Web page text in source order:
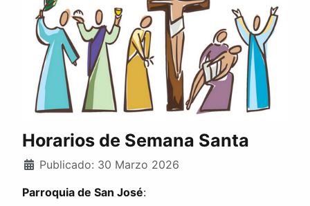
Horarios de Semana Santa
Publicado: 30 Marzo 2026
Parroquia de San José: